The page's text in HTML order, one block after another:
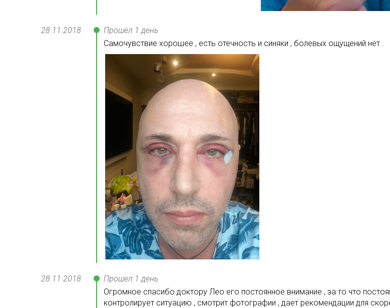
28.11.2018
Прошел 1 день
Самочувствие хорошее , есть отечность и синяки , болевых ощущений нет .
28.11.2018
Прошел 1 день
Огромное спасибо доктору Лео его постоянное внимание , за то что
контролирует ситуацию , смотрит фотографии , дает рекомендации для